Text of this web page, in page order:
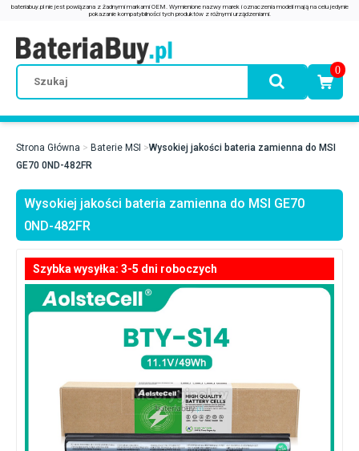
0
Strona Główna Baterie MSI
Wysokiej jakości bateria zamienna do MSI
GE70 0ND-482FR
Wysokiej jakości bateria zamienna do MSI GE70
0ND-482FR
Szybka wysyłka: 3-5 dni roboczych